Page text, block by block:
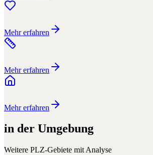
Mehr erfahren
Mehr erfahren
Mehr erfahren
in der Umgebung
Weitere PLZ-Gebiete mit Analyse